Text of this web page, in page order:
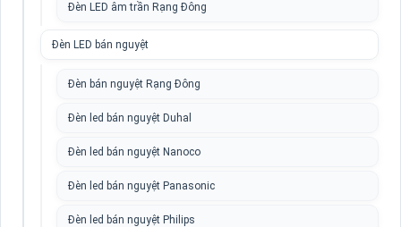
Đèn LED âm trần Rạng Đông
Đèn LED bán nguyệt
Đèn bán nguyệt Rạng Đông
Đèn led bán nguyệt Duhal
Đèn led bán nguyệt Nanoco
Đèn led bán nguyệt Panasonic
Đèn led bán nguyệt Philips